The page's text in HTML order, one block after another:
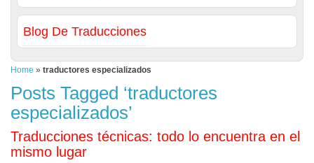
Blog De Traducciones
Home » traductores especializados
Posts Tagged ‘traductores
especializados’
Traducciones técnicas: todo lo encuentra en el
mismo lugar